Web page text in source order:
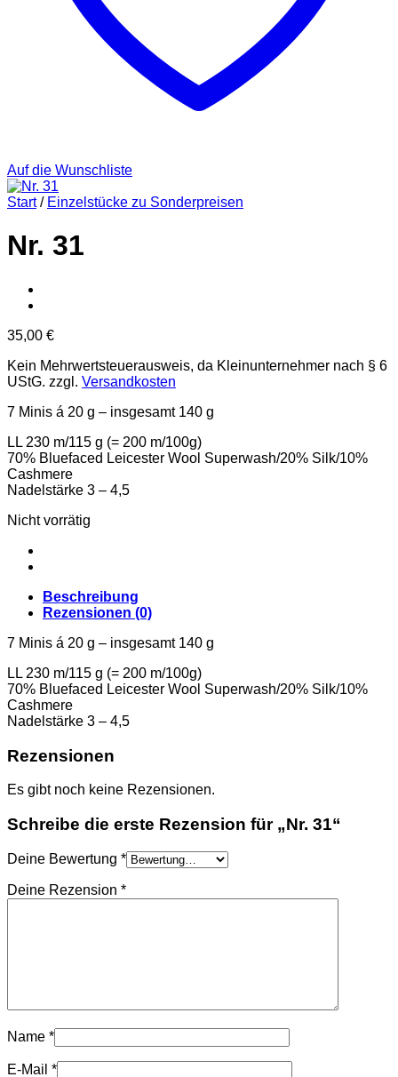
Auf die Wunschliste
Start / Einzelstücke zu Sonderpreisen
Nr. 31
35,00 €
Kein Mehrwertsteuerausweis, da Kleinunternehmer nach § 6
UStG. zzgl. Versandkosten
7 Minis á 20 g – insgesamt 140 g
LL 230 m/115 g (= 200 m/100g)
70% Bluefaced Leicester Wool Superwash/20% Silk/10%
Cashmere
Nadelstärke 3 – 4,5
Nicht vorrätig
Beschreibung
Rezensionen (0)
7 Minis á 20 g – insgesamt 140 g
LL 230 m/115 g (= 200 m/100g)
70% Bluefaced Leicester Wool Superwash/20% Silk/10%
Cashmere
Nadelstärke 3 – 4,5
Rezensionen
Es gibt noch keine Rezensionen.
Schreibe die erste Rezension für „Nr. 31“
Deine Bewertung *
Deine Rezension *
Name *
E-Mail *